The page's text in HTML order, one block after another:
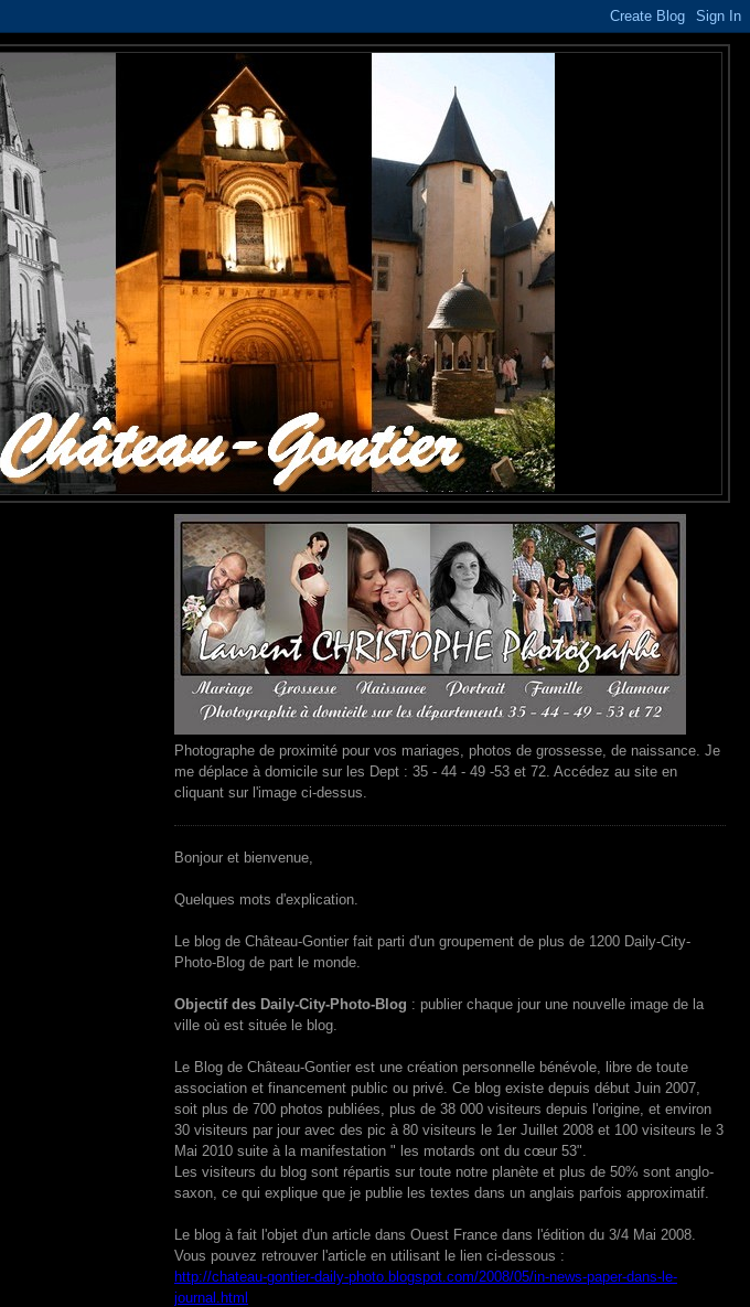
Photographe de proximité pour vos mariages, photos de grossesse, de naissance. Je
me déplace à domicile sur les Dept : 35 - 44 - 49 -53 et 72. Accédez au site en
cliquant sur l'image ci-dessus.
Bonjour et bienvenue,
Quelques mots d'explication.
Le blog de Château-Gontier fait parti d'un groupement de plus de 1200 Daily-City-
Photo-Blog de part le monde.
Objectif des Daily-City-Photo-Blog : publier chaque jour une nouvelle image de la
ville où est située le blog.
Le Blog de Château-Gontier est une création personnelle bénévole, libre de toute
association et financement public ou privé. Ce blog existe depuis début Juin 2007,
soit plus de 700 photos publiées, plus de 38 000 visiteurs depuis l'origine, et environ
30 visiteurs par jour avec des pic à 80 visiteurs le 1er Juillet 2008 et 100 visiteurs le 3
Mai 2010 suite à la manifestation " les motards ont du cœur 53".
Les visiteurs du blog sont répartis sur toute notre planète et plus de 50% sont anglo-
saxon, ce qui explique que je publie les textes dans un anglais parfois approximatif.
Le blog à fait l'objet d'un article dans Ouest France dans l'édition du 3/4 Mai 2008.
Vous pouvez retrouver l'article en utilisant le lien ci-dessous :
http://chateau-gontier-daily-photo.blogspot.com/2008/05/in-news-paper-dans-le-
journal.html